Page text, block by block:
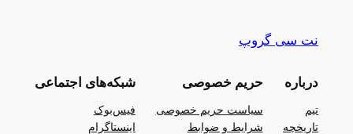
نت سی گروپ
درباره
تیم
تاریخچه
حریم خصوصی
سیاست حریم خصوصی
شرایط و ضوابط
شبکه‌های اجتماعی
فیس‌بوک
اینستاگرام